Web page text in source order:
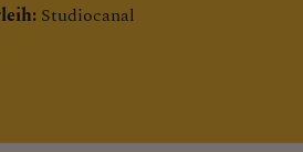
Studiocanal